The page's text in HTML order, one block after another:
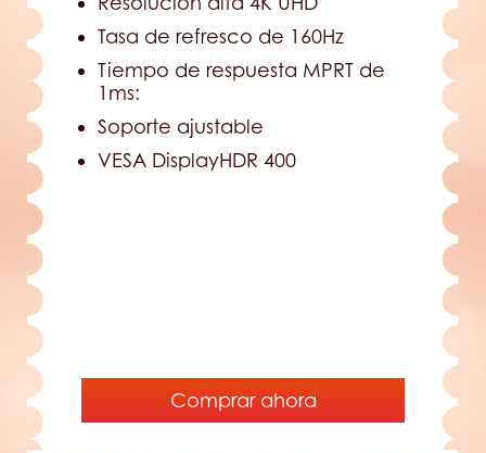
Tasa de refresco de 160Hz
Tiempo de respuesta MPRT de
1ms:
Soporte ajustable
VESA DisplayHDR 400
Comprar ahora